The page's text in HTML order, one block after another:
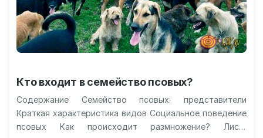
Кто входит в семейство псовых?
Содержание Семейство псовых: представители
Краткая характеристика видов Социальное поведение
псовых Как происходит размножение? Лисы: